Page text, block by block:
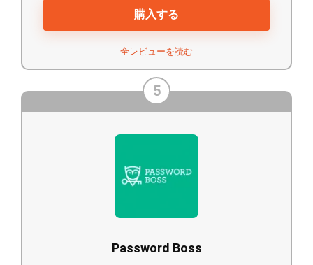
購入する
全レビューを読む
5
Password Boss